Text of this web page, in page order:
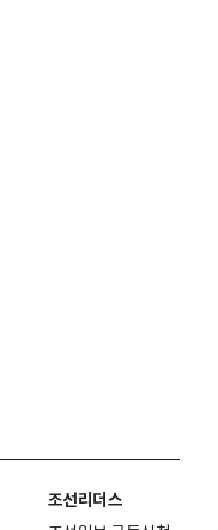
조선리더스